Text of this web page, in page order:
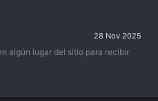
28 Nov 2025
algún lugar del sitio para recibir